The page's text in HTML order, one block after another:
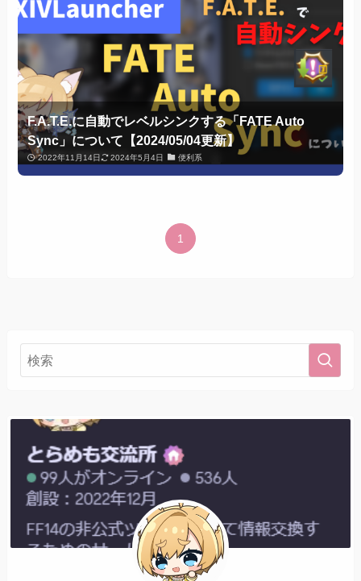
F.A.T.E.に自動でレベルシンクする「FATE Auto
Sync」について【2024/05/04更新】
2022年11月14日 2024年5月4日 便利系
1